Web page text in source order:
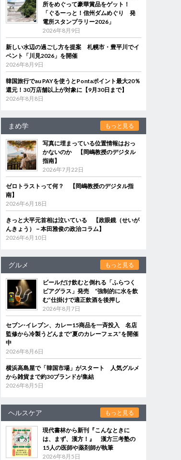
所をめぐって豪華賞品をゲット！
「ぐるーっと！信州ダムめぐり 発
電所スタンプラリー2026」
2026年8月9日
新しい水辺の過ごし方を提案 札幌市・豊平川でイ
ベント「川見2026」を開催
2026年8月9日
韓国旅行でau PAYを使うとPontaポイント最大20％
還元！30万店舗以上が対象に【9月30日まで】
2026年8月8日
まめ学 もっと見る
写真に埋まっている位置情報はおっ
かないのか 【岡嶋教授のデジタル
指南】
2026年7月22日
ゼロトラストって何？ 【岡嶋教授のデジタル指
南】
2026年6月18日
きっと大平元首相は泣いている 【政眼鏡（せいが
んきょう）－本田雅俊の政治コラム】
2026年6月10日
グルメ もっと見る
ビールだけ飲むと倒れる「ふらつく
ビアグラス」発売 “強制的に水を飲
む”仕掛けで適正飲酒を後押し
2026年8月7日
セブン‐イレブン、カレー15商品を一斉投入 名店
監修から冷製うどんまで“夏のカレーフェス”を開催
中
2026年8月6日
横浜高島屋で「韓国市場」がスタート 人気グルメ
から雑貨まで約30ブランドが集結
2026年8月5日
ヘルスケア もっと見る
現代書林から新刊『こんなときに
は、まず、漢方！』 漢方三考塾の
15人の医師や薬剤師が執筆
2026年8月5日